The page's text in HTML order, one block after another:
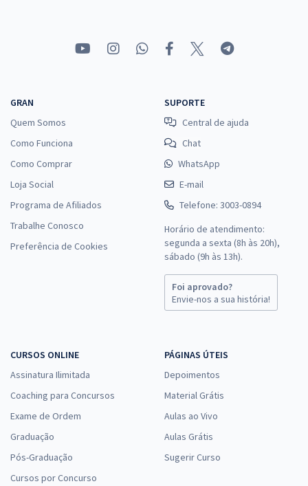
GRAN
Quem Somos
Como Funciona
Como Comprar
Loja Social
Programa de Afiliados
Trabalhe Conosco
Preferência de Cookies
SUPORTE
Central de ajuda
Chat
WhatsApp
E-mail
Telefone: 3003-0894
Horário de atendimento:
segunda a sexta (8h às 20h),
sábado (9h às 13h).
Foi aprovado?
Envie-nos a sua história!
CURSOS ONLINE
Assinatura Ilimitada
Coaching para Concursos
Exame de Ordem
Graduação
Pós-Graduação
Cursos por Concurso
PÁGINAS ÚTEIS
Depoimentos
Material Grátis
Aulas ao Vivo
Aulas Grátis
Sugerir Curso